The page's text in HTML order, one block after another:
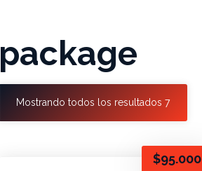
package
Mostrando todos los resultados 7
$95.000